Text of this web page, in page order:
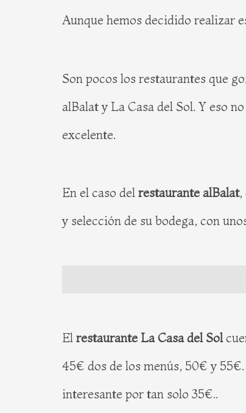
Aunque hemos decidido realizar
Son pocos los restaurantes que
alBalat y La Casa del Sol. Y eso
excelente.
En el caso del restaurante alBalat,
y selección de su bodega, con
El restaurante La Casa del Sol
45€ dos de los menús, 50€ y
interesante por tan solo 35€..